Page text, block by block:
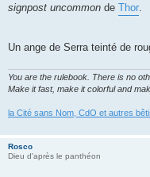
signpost uncommon de Thor.
Un ange de Serra teinté de
You are the rulebook. There is no
Make it fast, make it colorful and
la Cité sans Nom, CdO et autres
Rosco
Dieu d'après le panthéon